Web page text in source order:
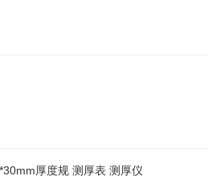
厚度规 测厚表 测厚仪